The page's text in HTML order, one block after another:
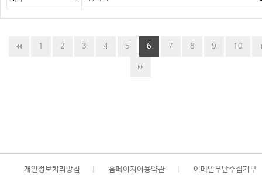
1 2 3 4 5 6 7 8 9 10
개인정보처리방침 홈페이지이용약관 이메일무단수집거부